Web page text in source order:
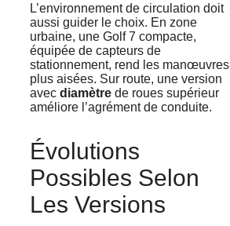
L’environnement de circulation doit
aussi guider le choix. En zone
urbaine, une Golf 7 compacte,
équipée de capteurs de
stationnement, rend les manœuvres
plus aisées. Sur route, une version
avec diamètre de roues supérieur
améliore l’agrément de conduite.
Évolutions
Possibles Selon
Les Versions